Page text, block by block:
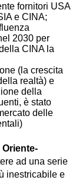
fornitori USA
e CINA;
2030 per
CINA la
(la crescita
realtà) e
della
è stato
delle
ad una serie
inestricabile e